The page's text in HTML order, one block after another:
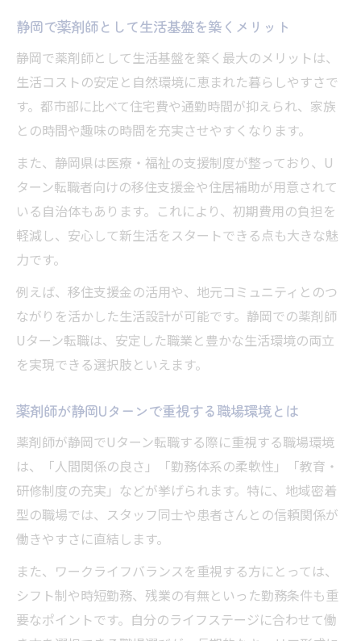
薬剤師Uターン転職で職場の定着率を確認す
る
薬剤師が静岡でバランス良く働く方法を解
説
薬剤師転職で重視したい働きがいのポイン
静岡で薬剤師が理想の再スタートを切る秘訣
薬剤師が静岡で再スタートするための準備
法
薬剤師転職後の静岡での生活安定術を紹介
薬剤師が静岡で長く働くための職場選びの
ア像
静岡で薬剤師として生活基盤を築くメリット
静岡で薬剤師として生活基盤を築く最大のメリットは、
生活コストの安定と自然環境に恵まれた暮らしやすさで
す。都市部に比べて住宅費や通勤時間が抑えられ、家族
との時間や趣味の時間を充実させやすくなります。
また、静岡県は医療・福祉の支援制度が整っており、U
ターン転職者向けの移住支援金や住居補助が用意されて
いる自治体もあります。これにより、初期費用の負担を
軽減し、安心して新生活をスタートできる点も大きな魅
力です。
例えば、移住支援金の活用や、地元コミュニティとのつ
ながりを活かした生活設計が可能です。静岡での薬剤師
Uターン転職は、安定した職業と豊かな生活環境の両立
を実現できる選択肢といえます。
薬剤師が静岡Uターンで重視する職場環境とは
薬剤師が静岡でUターン転職する際に重視する職場環境
は、「人間関係の良さ」「勤務体系の柔軟性」「教育・
研修制度の充実」などが挙げられます。特に、地域密着
型の職場では、スタッフ同士や患者さんとの信頼関係が
働きやすさに直結します。
また、ワークライフバランスを重視する方にとっては、
シフト制や時短勤務、残業の有無といった勤務条件も重
要なポイントです。自分のライフステージに合わせて働